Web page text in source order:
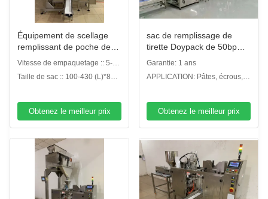
Équipement de scellage
remplissant de poche de
Premade de machine à
emballer de poche de
tirette de casse-croûte
Vitesse de empaquetage :: 5-30
sacs de tirette de bpm
Taille de sac :: 100-430 (L)*80-
Obtenez le meilleur prix
sac de remplissage de
tirette Doypack de 50bpm
d'azote rotatoire de
Garantie: 1 ans
APPLICATION: Pâtes, écrous,
Obtenez le meilleur prix